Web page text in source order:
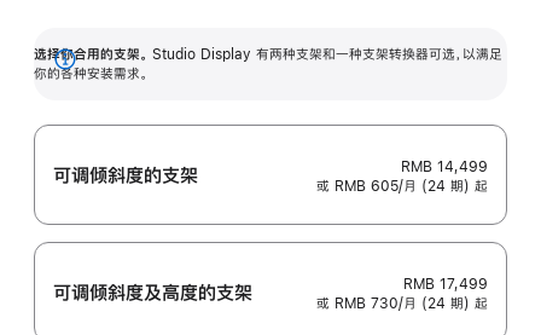
选择你合用的支架。 Studio Display 有两种支架和一种支架转换器可选，以满足
你的各种安装需求。
展
可调倾斜度的支架
RMB 14,499
或 RMB 605/月 (24 期) 起
可调倾斜度及高‍度的支‍架
RMB 17,499
或 RMB 730/月 (24 期) 起